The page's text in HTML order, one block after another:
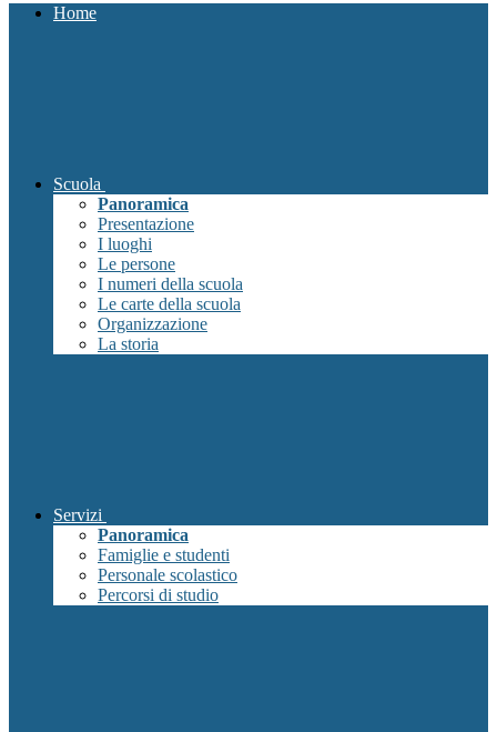
Home
Scuola
Panoramica
Presentazione
I luoghi
Le persone
I numeri della scuola
Le carte della scuola
Organizzazione
La storia
Servizi
Panoramica
Famiglie e studenti
Personale scolastico
Percorsi di studio